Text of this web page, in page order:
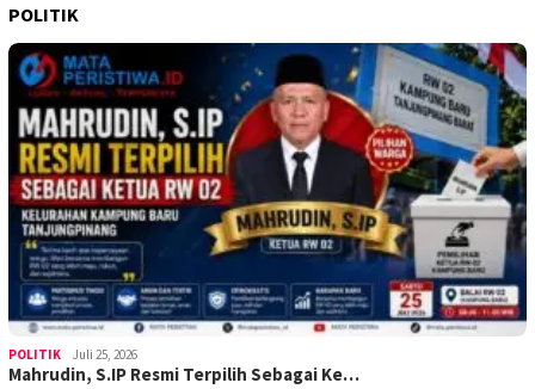
POLITIK
POLITIK Juli 25, 2026
Mahrudin, S.IP Resmi Terpilih Sebagai Ke…